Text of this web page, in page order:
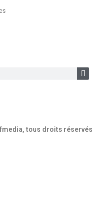
tous droits réservés